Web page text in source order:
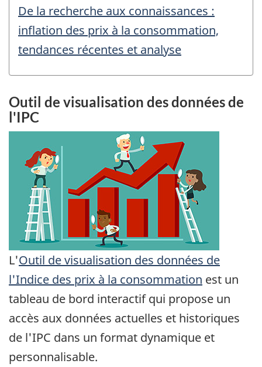
De la recherche aux connaissances :
inflation des prix à la consommation,
tendances récentes et analyse
Outil de visualisation des données de
l'IPC
L'Outil de visualisation des données de
l'Indice des prix à la consommation est un
tableau de bord interactif qui propose un
accès aux données actuelles et historiques
de l'IPC dans un format dynamique et
personnalisable.